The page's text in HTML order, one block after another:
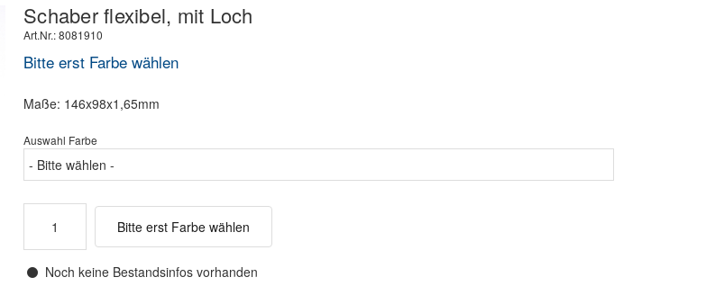
Schaber flexibel, mit Loch
Art.Nr.: 8081910
Bitte erst Farbe wählen
Maße: 146x98x1,65mm
Auswahl Farbe
Bitte erst Farbe wählen
Noch keine Bestandsinfos vorhanden